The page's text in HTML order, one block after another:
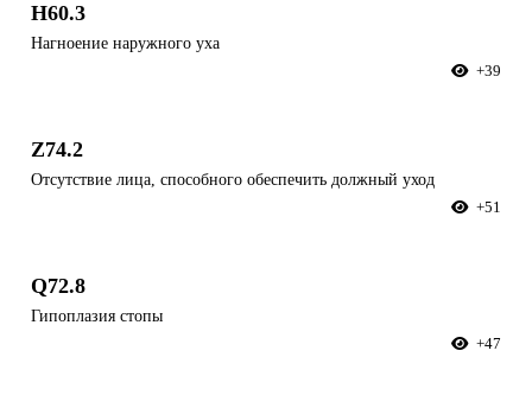
H60.3
Нагноение наружного уха
+39
Z74.2
Отсутствие лица, способного обеспечить должный уход
+51
Q72.8
Гипоплазия стопы
+47